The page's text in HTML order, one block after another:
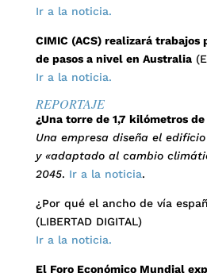
Ir a la noticia.
CIMIC (ACS) realizará trabajos
de pasos a nivel en Australia
Ir a la noticia.
REPORTAJE
¿Una torre de 1,7 kilómetros
Una empresa diseña el
y «adaptado al cambio
2045. Ir a la noticia.
¿Por qué el ancho de vía
(LIBERTAD DIGITAL)
Ir a la noticia.
El Foro Económico Mundial